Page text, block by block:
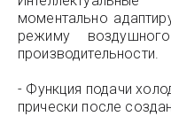
моментально
режиму
производительности.
- Функция подачи
прически после